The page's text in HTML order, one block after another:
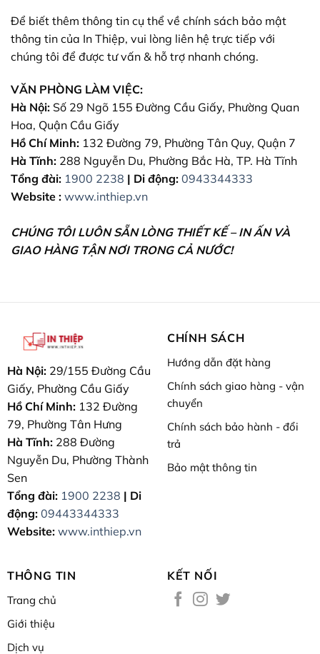
Để biết thêm thông tin cụ thể về chính sách bảo mật
thông tin của In Thiệp, vui lòng liên hệ trực tiếp với
chúng tôi để được tư vấn & hỗ trợ nhanh chóng.
VĂN PHÒNG LÀM VIỆC:
Hà Nội: Số 29 Ngõ 155 Đường Cầu Giấy, Phường Quan
Hoa, Quận Cầu Giấy
Hồ Chí Minh: 132 Đường 79, Phường Tân Quy, Quận 7
Hà Tĩnh: 288 Nguyễn Du, Phường Bắc Hà, TP. Hà Tĩnh
Tổng đài: 1900 2238 | Di động: 0943344333
Website : www.inthiep.vn
CHÚNG TÔI LUÔN SẴN LÒNG THIẾT KẾ – IN ẤN VÀ
GIAO HÀNG TẬN NƠI TRONG CẢ NƯỚC!
Hà Nội: 29/155 Đường Cầu
Giấy, Phường Cầu Giấy
Hồ Chí Minh:132 Đường
79, Phường Tân Hưng
Hà Tĩnh:288 Đường
Nguyễn Du, Phường Thành
Sen
Tổng đài: 1900 2238 | Di
động: 09443344333
Website: www.inthiep.vn
CHÍNH SÁCH
Hướng dẫn đặt hàng
Chính sách giao hàng - vận
chuyển
Chính sách bảo hành - đổi
trả
Bảo mật thông tin
THÔNG TIN
Trang chủ
Giới thiệu
Dịch vụ
KẾT NỐI